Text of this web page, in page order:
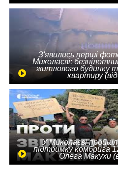
З'явились перші
Миколаєві:
житлового будинку
квартиру
У Миколаєві
підтримку комбрига
Олега Макухи